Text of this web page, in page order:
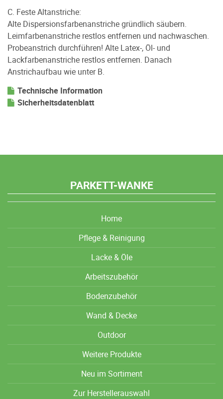
C. Feste Altanstriche:
Alte Dispersionsfarbenanstriche gründlich säubern.
Leimfarbenanstriche restlos entfernen und nachwaschen.
Probeanstrich durchführen! Alte Latex-, Öl- und
Lackfarbenanstriche restlos entfernen. Danach
Anstrichaufbau wie unter B.
Technische Information
Sicherheitsdatenblatt
PARKETT-WANKE
Home
Pflege & Reinigung
Lacke & Öle
Arbeitszubehör
Bodenzubehör
Wand & Decke
Outdoor
Weitere Produkte
Neu im Sortiment
Zur Herstellerauswahl